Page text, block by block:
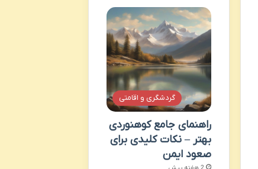
گردشگری و اقامتی
راهنمای جامع کوهنوردی
بهتر – نکات کلیدی برای
صعود ایمن